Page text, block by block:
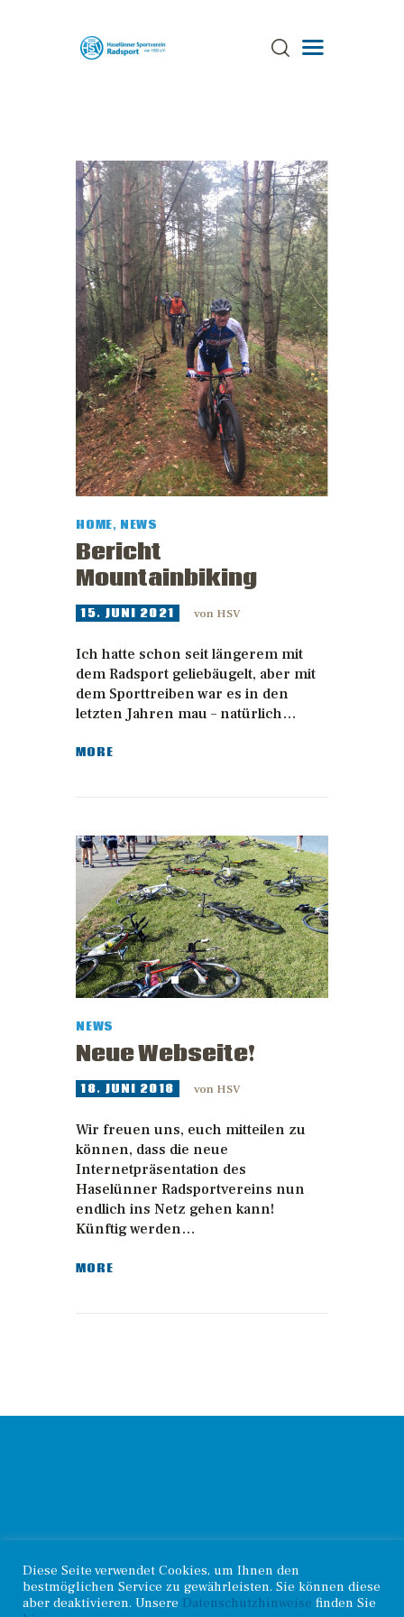
TRAINING
TERMINE
AKTUELLES
GALERIE
SPONSOREN
STRECKEN
ANSPRECHPARTNER
HOME, NEWS
Bericht
Mountainbiking
15. JUNI 2021 von HSV
Ich hatte schon seit längerem mit
dem Radsport geliebäugelt, aber mit
dem Sporttreiben war es in den
letzten Jahren mau – natürlich…
MORE
NEWS
Neue Webseite!
18. JUNI 2018 von HSV
Wir freuen uns, euch mitteilen zu
können, dass die neue
Internetpräsentation des
Haselünner Radsportvereins nun
endlich ins Netz gehen kann!
Künftig werden…
MORE
Radsportverein | Kontakt.
Impressum.Datenschutz
Diese Seite verwendet Cookies, um Ihnen den
bestmöglichen Service zu gewährleisten. Sie können diese
aber deaktivieren. Unsere Datenschutzhinweise finden Sie